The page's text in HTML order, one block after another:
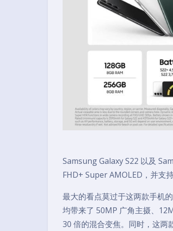
Samsung Galaxy S22 以及
FHD+ Super AMOLED，并支
最大的看点莫过于这两款手机
均带来了 50MP 广角主摄、
30 倍的混合变焦。同时，这两